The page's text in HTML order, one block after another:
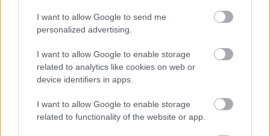
I want to allow Google to send me
personalized advertising.
I want to allow Google to enable storage
related to analytics like cookies on web or
device identifiers in apps.
I want to allow Google to enable storage
related to functionality of the website or app.